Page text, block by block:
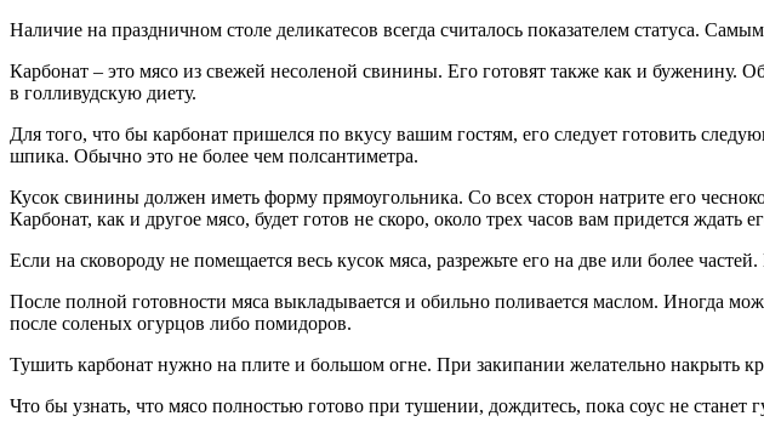
Наличие на праздничном столе деликатесов всегда считалось показателем статуса.
Карбонат – это мясо из свежей несоленой свинины. Его готовят также как и буженину.
в голливудскую диету.
Для того, что бы карбонат пришелся по вкусу вашим гостям, его следует готовить
шпика. Обычно это не более чем полсантиметра.
Кусок свинины должен иметь форму прямоугольника. Со всех сторон натрите его
Карбонат, как и другое мясо, будет готов не скоро, около трех часов вам придется
Если на сковороду не помещается весь кусок мяса, разрежьте его на две или более
После полной готовности мяса выкладывается и обильно поливается маслом. Иногда
после соленых огурцов либо помидоров.
Тушить карбонат нужно на плите и большом огне. При закипании желательно накрыть
Что бы узнать, что мясо полностью готово при тушении, дождитесь, пока соус не станет